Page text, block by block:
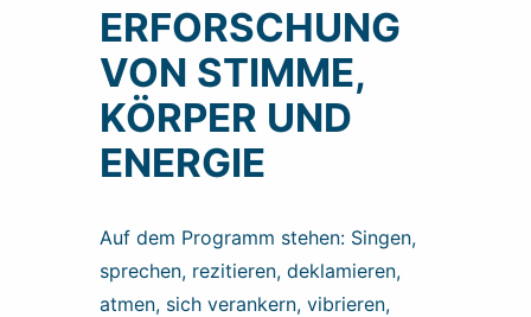
ERFORSCHUNG
VON STIMME,
KÖRPER UND
ENERGIE
Auf dem Programm stehen: Singen,
sprechen, rezitieren, deklamieren,
atmen, sich verankern, vibrieren,